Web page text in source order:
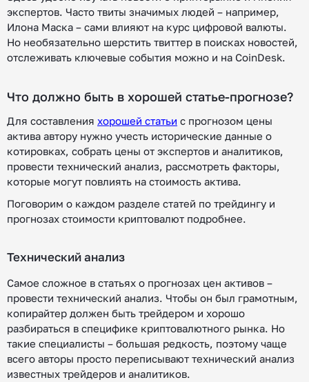
экспертов. Часто твиты значимых людей – например,
Илона Маска – сами влияют на курс цифровой валюты.
Но необязательно шерстить твиттер в поисках новостей,
отслеживать ключевые события можно и на CoinDesk.
Что должно быть в хорошей статье-прогнозе?
Для составления хорошей статьи с прогнозом цены
актива автору нужно учесть исторические данные о
котировках, собрать цены от экспертов и аналитиков,
провести технический анализ, рассмотреть факторы,
которые могут повлиять на стоимость актива.
Поговорим о каждом разделе статей по трейдингу и
прогнозах стоимости криптовалют подробнее.
Технический анализ
Самое сложное в статьях о прогнозах цен активов –
провести технический анализ. Чтобы он был грамотным,
копирайтер должен быть трейдером и хорошо
разбираться в специфике криптовалютного рынка. Но
такие специалисты – большая редкость, поэтому чаще
всего авторы просто переписывают технический анализ
известных трейдеров и аналитиков.